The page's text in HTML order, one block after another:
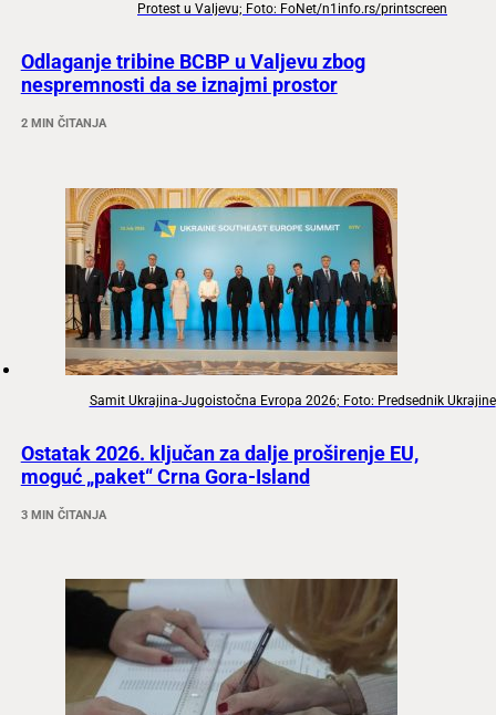
Protest u Valjevu; Foto: FoNet/n1info.rs/printscreen
Odlaganje tribine BCBP u Valjevu zbog
nespremnosti da se iznajmi prostor
2 MIN ČITANJA
Samit Ukrajina-Jugoistočna Evropa 2026; Foto: Predsednik Ukrajine
Ostatak 2026. ključan za dalje proširenje EU,
moguć „paket“ Crna Gora-Island
3 MIN ČITANJA